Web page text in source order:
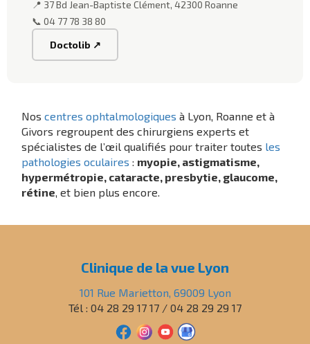
📍 37 Bd Jean-Baptiste Clément, 42300 Roanne
📞 04 77 78 38 80
Doctolib ↗
Noscentres ophtalmologiques à Lyon, Roanne et à
Givors regroupent des chirurgiens experts et
spécialistes de l’œil qualifiés pour traiter toutes les
pathologies oculaires : myopie, astigmatisme,
hypermétropie, cataracte, presbytie, glaucome,
rétine, et bien plus encore.
Clinique de la vue Lyon
101 Rue Marietton, 69009 Lyon
Tél : 04 28 29 17 17 / 04 28 29 29 17